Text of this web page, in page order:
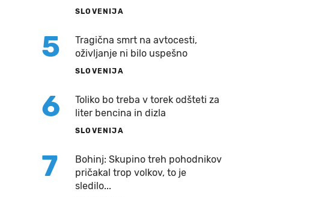
SLOVENIJA
5
Tragična smrt na avtocesti,
oživljanje ni bilo uspešno
SLOVENIJA
6
Toliko bo treba v torek odšteti za
liter bencina in dizla
SLOVENIJA
7
Bohinj: Skupino treh pohodnikov
pričakal trop volkov, to je
sledilo...